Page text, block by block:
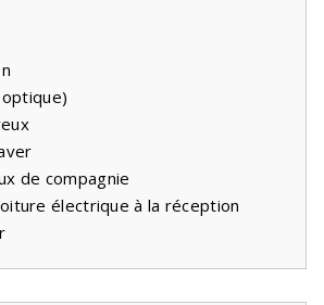
principale dispose de deux lits
avec
du premier étage. Il y a aussi
bain avec une baignoire avec douche
toilettes séparées.
dispose d'une terrasse élargie avec
de luxe. Cette maison peut être
de compagnie
électrique à la réception